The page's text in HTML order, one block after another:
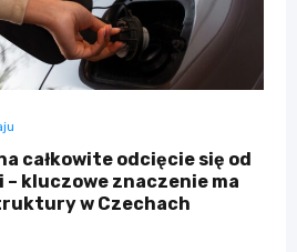
całkowite odcięcie się od
– kluczowe znaczenie ma
w Czechach